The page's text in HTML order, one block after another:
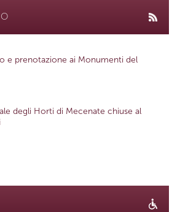
e prenotazione ai Monumenti del
degli Horti di Mecenate chiuse al